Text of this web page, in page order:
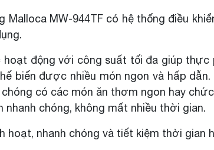
MW-944TF có hệ thống điều
động với công suất tối đa giúp thực
biến được nhiều món ngon và hấp
có các món ăn thơm ngon hay
chóng, không mất nhiều thời gian.
nhanh chóng và tiết kiệm thời gian